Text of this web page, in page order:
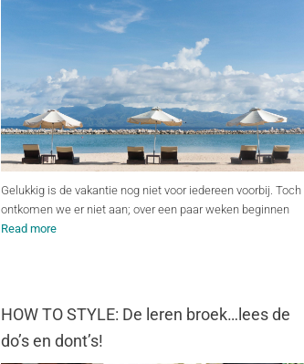
Gelukkig is de vakantie nog niet voor iedereen voorbij. Toch
ontkomen we er niet aan; over een paar weken beginnen
Read more
HOW TO STYLE: De leren broek…lees de
do’s en dont’s!